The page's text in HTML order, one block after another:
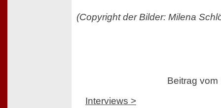
(Copyright der Bilder: Milena
Interviews >
Beitrag